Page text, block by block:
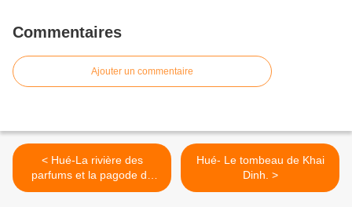
Commentaires
Ajouter un commentaire
< Hué-La rivière des
parfums et la pagode de
Thien Mu.
Hué- Le tombeau de Khai
Dinh. >